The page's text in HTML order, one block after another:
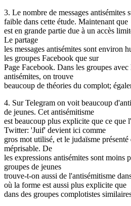
3. Le nombre de messages antisémites
faible dans cette étude. Maintenant que
est en grande partie due à un accès
Le partage
les messages antisémites sont environ
les groupes Facebook que sur
Page Facebook. Dans les groupes avec
antisémites, on trouve
beaucoup de théories du complot;
4. Sur Telegram on voit beaucoup
de jeunes. Cet antisémitisme
est beaucoup plus explicite que ce que
Twitter: 'Juif' devient ici comme
gros mot utilisé, et le judaïsme
méprisable. De
les expressions antisémites sont moins
groupes de jeunes
trouve-t-on aussi de l'antisémitisme
où la forme est aussi plus explicite que
dans des groupes complotistes